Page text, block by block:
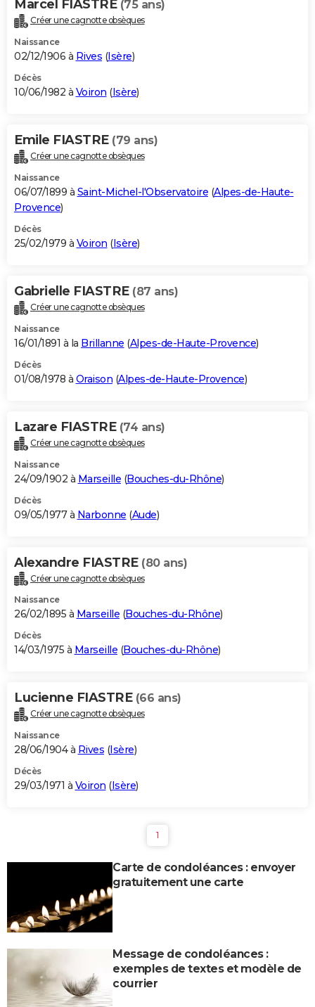
Marcel FIASTRE (75 ans)
Créer une cagnotte obsèques
Naissance
02/12/1906 à Rives (Isère)
Décès
10/06/1982 à Voiron (Isère)
Emile FIASTRE (79 ans)
Créer une cagnotte obsèques
Naissance
06/07/1899 à Saint-Michel-l'Observatoire (Alpes-de-Haute-
Provence)
Décès
25/02/1979 à Voiron (Isère)
Gabrielle FIASTRE (87 ans)
Créer une cagnotte obsèques
Naissance
16/01/1891 à la Brillanne (Alpes-de-Haute-Provence)
Décès
01/08/1978 à Oraison (Alpes-de-Haute-Provence)
Lazare FIASTRE (74 ans)
Créer une cagnotte obsèques
Naissance
24/09/1902 à Marseille (Bouches-du-Rhône)
Décès
09/05/1977 à Narbonne (Aude)
Alexandre FIASTRE (80 ans)
Créer une cagnotte obsèques
Naissance
26/02/1895 à Marseille (Bouches-du-Rhône)
Décès
14/03/1975 à Marseille (Bouches-du-Rhône)
Lucienne FIASTRE (66 ans)
Créer une cagnotte obsèques
Naissance
28/06/1904 à Rives (Isère)
Décès
29/03/1971 à Voiron (Isère)
1
Carte de condoléances : envoyer
gratuitement une carte
Message de condoléances :
exemples de textes et modèle de
courrier